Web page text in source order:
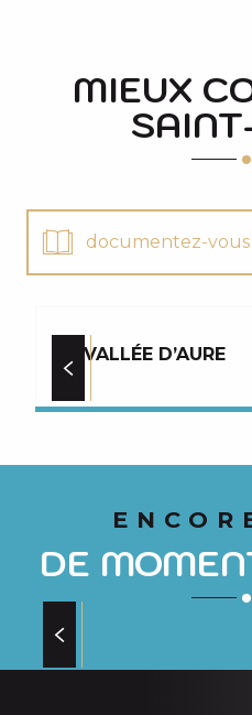
MIEUX
documentez-vous
LA VALLÉE D’AURE
DE
LES VISITES À NE